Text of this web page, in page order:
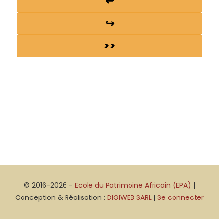
↪
>>
© 2016-2026 - Ecole du Patrimoine Africain (EPA) |
Conception & Réalisation : DIGIWEB SARL | Se connecter